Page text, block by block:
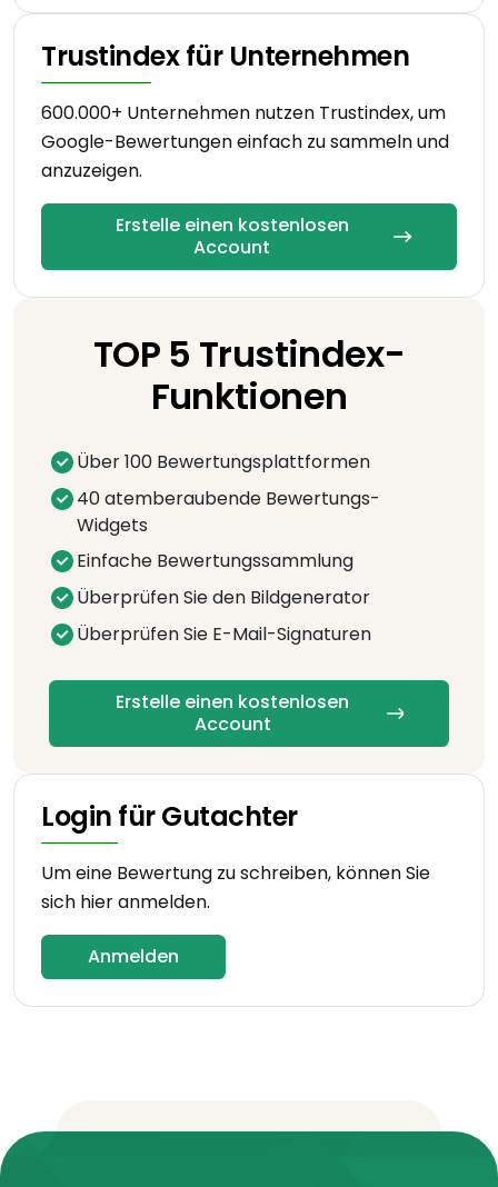
Trustindex für Unternehmen
600.000+ Unternehmen nutzen Trustindex, um
Google-Bewertungen einfach zu sammeln und
anzuzeigen.
Erstelle einen kostenlosen
Account
TOP 5 Trustindex-
Funktionen
Über 100 Bewertungsplattformen
40 atemberaubende Bewertungs-
Widgets
Einfache Bewertungssammlung
Überprüfen Sie den Bildgenerator
Überprüfen Sie E-Mail-Signaturen
Erstelle einen kostenlosen
Account
Login für Gutachter
Um eine Bewertung zu schreiben, können Sie
sich hier anmelden.
Anmelden